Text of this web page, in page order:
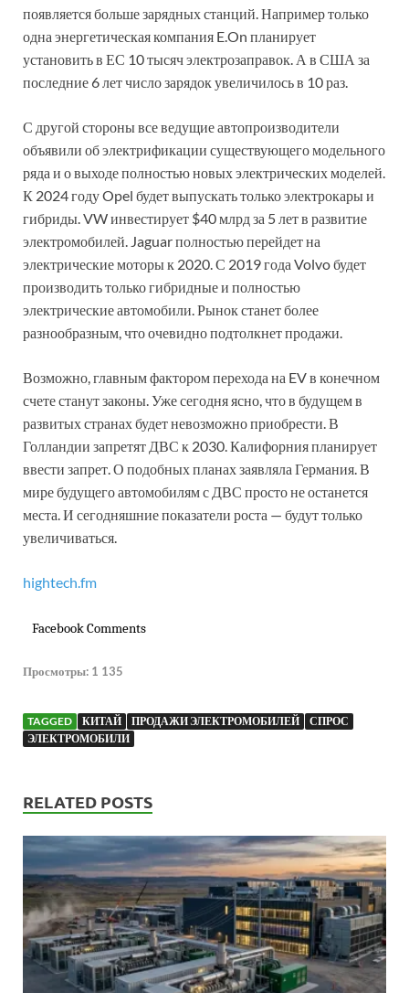
появляется больше зарядных станций. Например только
одна энергетическая компания E.On планирует
установить в ЕС 10 тысяч электрозаправок. А в США за
последние 6 лет число зарядок увеличилось в 10 раз.
С другой стороны все ведущие автопроизводители
объявили об электрификации существующего модельного
ряда и о выходе полностью новых электрических моделей.
К 2024 году Opel будет выпускать только электрокары и
гибриды. VW инвестирует $40 млрд за 5 лет в развитие
электромобилей. Jaguar полностью перейдет на
электрические моторы к 2020. С 2019 года Volvo будет
производить только гибридные и полностью
электрические автомобили. Рынок станет более
разнообразным, что очевидно подтолкнет продажи.
Возможно, главным фактором перехода на EV в конечном
счете станут законы. Уже сегодня ясно, что в будущем в
развитых странах будет невозможно приобрести. В
Голландии запретят ДВС к 2030. Калифорния планирует
ввести запрет. О подобных планах заявляла Германия. В
мире будущего автомобилям с ДВС просто не останется
места. И сегодняшние показатели роста — будут только
увеличиваться.
hightech.fm
Facebook Comments
Просмотры: 1 135
TAGGED КИТАЙ ПРОДАЖИ ЭЛЕКТРОМОБИЛЕЙ
СПРОС
ЭЛЕКТРОМОБИЛИ
RELATED POSTS